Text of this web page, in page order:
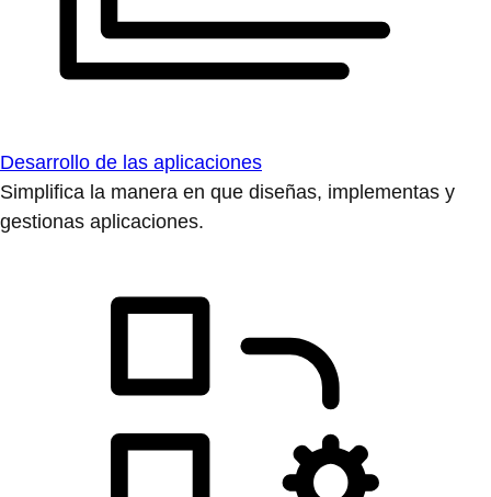
Desarrollo de las aplicaciones
Simplifica la manera en que diseñas, implementas y
gestionas aplicaciones.